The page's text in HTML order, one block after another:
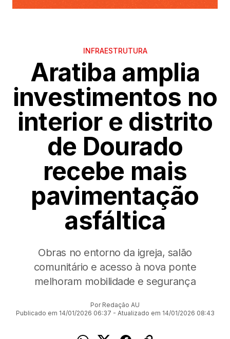
INFRAESTRUTURA
Aratiba amplia
investimentos no
interior e distrito
de Dourado
recebe mais
pavimentação
asfáltica
Obras no entorno da igreja, salão
comunitário e acesso à nova ponte
melhoram mobilidade e segurança
Por Redação AU
Publicado em 14/01/2026 06:37 - Atualizado em 14/01/2026 08:43